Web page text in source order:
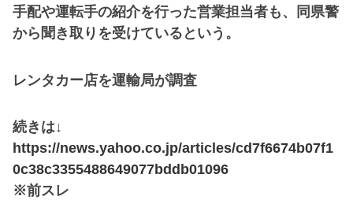
手配や運転手の紹介を行った営業担当者も、同県警
から聞き取りを受けているという。
レンタカー店を運輸局が調査
続きは↓
https://news.yahoo.co.jp/articles/cd7f6674b07f1
0c38c3355488649077bddb01096
※前スレ